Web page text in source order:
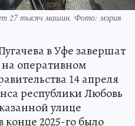
27 тысяч машин. Фото: мэрия
в Уфе завершат
на оперативном
14 апреля
республики Любовь
улице
конце 2025-го было